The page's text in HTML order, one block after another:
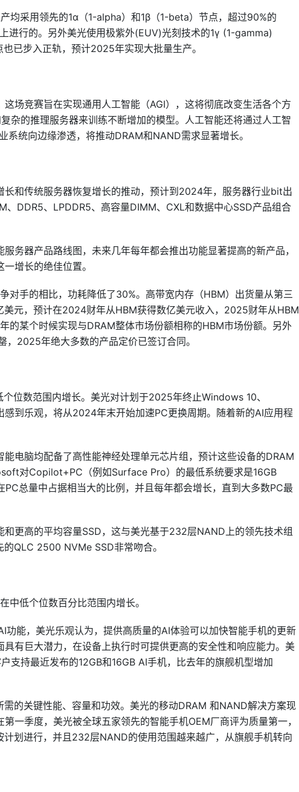
均采用领先的1α（1-alpha）和1β（1-beta）节点，超过90%的
进行的。另外美光使用极紫外(EUV)光刻技术的1γ (1-gamma)
已步入正轨，预计2025年实现大批量生产。
场竞赛旨在实现通用人工智能（AGI），这将彻底改变生活各个方
杂的推理服务器来训练不断增加的模型。人工智能还将通过人工智
系统向边缘渗透，将推动DRAM和NAND需求显著增长。
和传统服务器恢复增长的推动，预计到2024年，服务器行业bit出
、DDR5、LPDDR5、高容量DIMM、CXL和数据中心SSD产品组合
务器产品路线图，未来几年每年都会推出功能显著提高的新产品，
增长的绝佳位置。
对手的相比，功耗降低了30%。高带宽内存（HBM）出货量从第三
美元，预计在2024财年从HBM获得数亿美元收入，2025财年从HBM
的某个时候实现与DRAM整体市场份额相称的HBM市场份额。另外
2025年绝大多数的产品定价已签订合同。
位数范围内增长。美光对计划于2025年终止Windows 10、
到乐观，将从2024年末开始加速PC更换周期。随着新的AI应用程
电脑均配备了高性能神经处理单元芯片组，预计这些设备的DRAM
对Copilot+PC（例如Surface Pro）的最低系统要求是16GB
总量中占据相当大的比例，并且每年都会增长，直到大多数PC最
更高的平均容量SSD，这与美光基于232层NAND上的领先技术组
QLC 2500 NVMe SSD非常吻合。
低个位数百分比范围内增长。
功能，美光乐观认为，提供高质量的AI体验可以加快智能手机的更新
有巨大潜力，在设备上执行时可提供更高的安全性和响应能力。美
支持最近发布的12GB和16GB AI手机，比去年的旗舰机型增加
的关键性能、容量和功效。美光的移动DRAM 和NAND解决方案现
一季度，美光被全球五家领先的智能手机OEM厂商评为质量第一，
划进行，并且232层NAND的使用范围越来越广，从旗舰手机转向